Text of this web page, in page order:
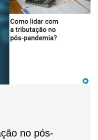
no pós-